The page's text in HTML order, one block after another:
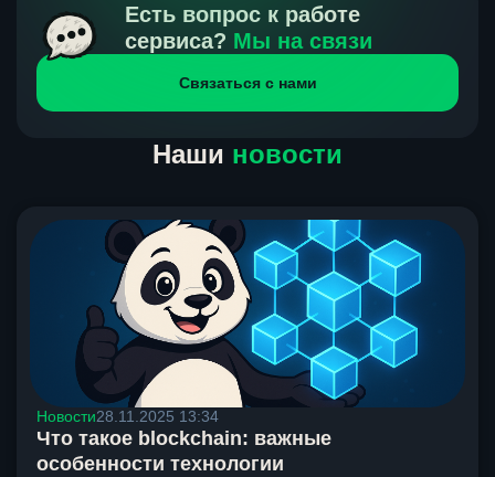
получения нами средств от тебя, а на другой части
направлений курс, указанный на сайте, является
окончательным. Если сомневаешься, напиши в онлайн-
чат на сайте, мы поможем разобраться.
Есть вопрос к работе
сервиса? Мы на связи
Связаться с нами
Наши новости
Новости28.11.2025 13:34
Что такое blockchain: важные
особенности технологии